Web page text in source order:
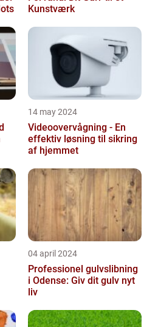
Kunstværk
14 may 2024
Videoovervågning - En
effektiv løsning til sikring
af hjemmet
04 april 2024
Professionel gulvslibning
i Odense: Giv dit gulv nyt
liv